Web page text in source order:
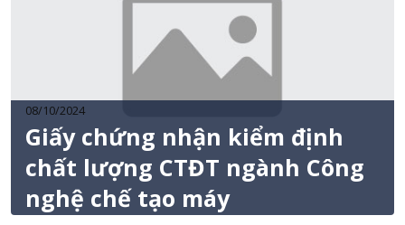
08/10/2024
Giấy chứng nhận kiểm định
chất lượng CTĐT ngành Công
nghệ chế tạo máy